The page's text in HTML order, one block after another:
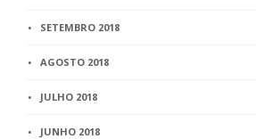
SETEMBRO 2018
AGOSTO 2018
JULHO 2018
JUNHO 2018